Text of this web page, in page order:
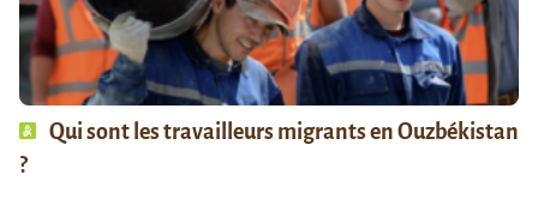
Qui sont les travailleurs migrants en Ouzbékistan
?